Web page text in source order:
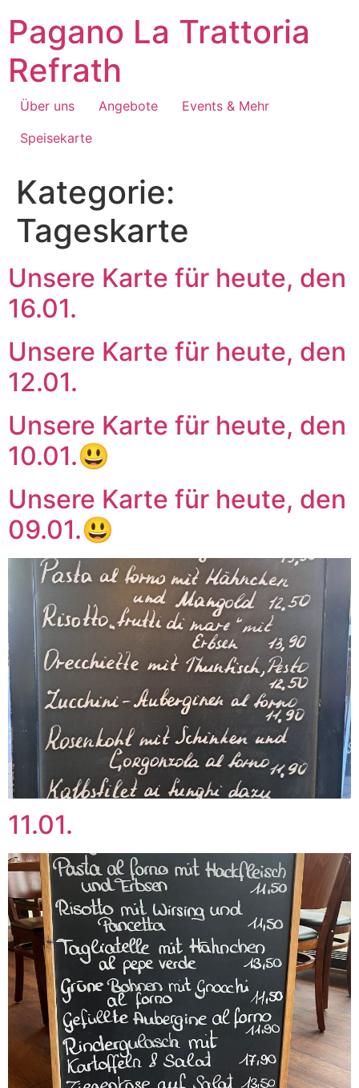
Inhalt
springen
Pagano La Trattoria
Refrath
Über uns Angebote
Events & Mehr
Speisekarte
Kategorie:
Tageskarte
Unsere Karte für heute, den
16.01.
Unsere Karte für heute, den
12.01.
Unsere Karte für heute, den
10.01.😃
Unsere Karte für heute, den
09.01.😃
11.01.